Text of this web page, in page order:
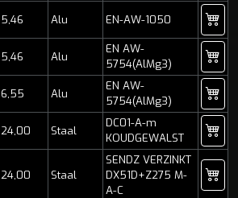
5,46 Alu EN-AW-1050
5,46 Alu
EN AW-
5754(AlMg3)
6,55 Alu
EN AW-
5754(AlMg3)
24,00 Staal
DC01-A-m
KOUDGEWALST
24,00 Staal
SENDZ VERZINKT
DX51D+Z275 M-
A-C